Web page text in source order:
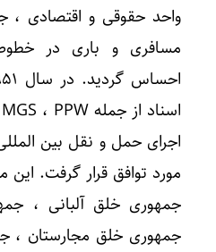
واحد حقوقی و اقتصادی
مسافری و باری در خطوط
اجرای حمل و نقل بین
مورد توافق قرار گرفت.
جمهوری خلق آلبانی ،
جمهوری خلق مجارستان ،